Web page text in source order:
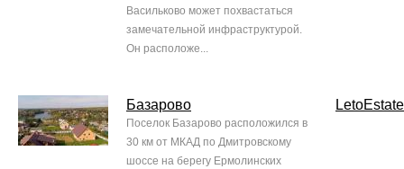
Васильково может похвастаться
замечательной инфраструктурой.
Он расположе...
Базарово
Поселок Базарово расположился в
30 км от МКАД по Дмитровскому
шоссе на берегу Ермолинских
LetoEstate